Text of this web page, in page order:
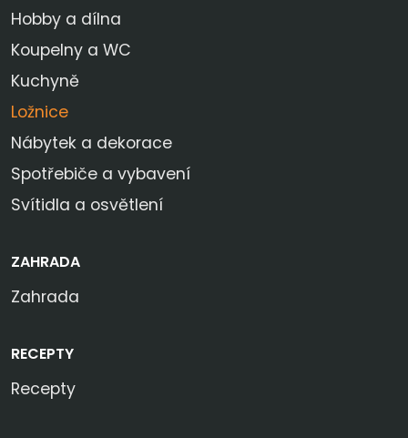
Hobby a dílna
Koupelny a WC
Kuchyně
Ložnice
Nábytek a dekorace
Spotřebiče a vybavení
Svítidla a osvětlení
ZAHRADA
Zahrada
RECEPTY
Recepty